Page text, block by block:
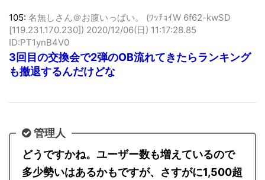
105:名無しさん＠お腹いっぱい。 (ﾜｯﾁｮｲW 6f62-kwSD
[119.231.170.230])
ID:PT1ynB4V0
3回目の交換会で2弾のOB流れてきたらランキング
管理人
どうですかね。ユーザー数も増えているので